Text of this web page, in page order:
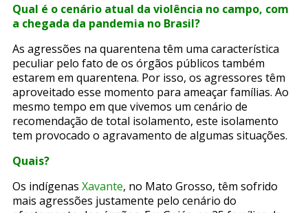
Qual é o cenário atual da violência no campo, com
a chegada da pandemia no Brasil?
As agressões na quarentena têm uma característica
peculiar pelo fato de os órgãos públicos também
estarem em quarentena. Por isso, os agressores têm
aproveitado esse momento para ameaçar famílias. Ao
mesmo tempo em que vivemos um cenário de
recomendação de total isolamento, este isolamento
tem provocado o agravamento de algumas situações.
Quais?
Os indígenas Xavante, no Mato Grosso, têm sofrido
mais agressões justamente pelo cenário do